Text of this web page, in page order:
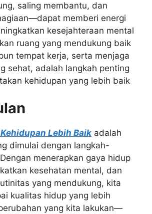
saling membantu, dan
memberi energi
kesejahteraan mental
ruang yang mendukung baik
tempat kerja, serta menjaga
sehat, adalah langkah penting
kehidupan yang lebih baik
Lebih Baik adalah
dimulai dengan langkah-
menerapkan gaya hidup
kesehatan mental, dan
yang mendukung, kita
kualitas hidup yang lebih
yang kita lakukan—